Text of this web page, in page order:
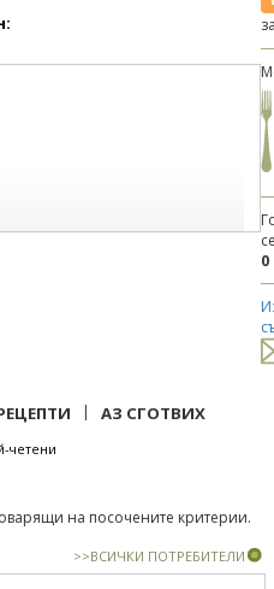
0
| АЗ СГОТВИХ
четени
на посочените критерии.
>>ВСИЧКИ ПОТРЕБИТЕЛИ